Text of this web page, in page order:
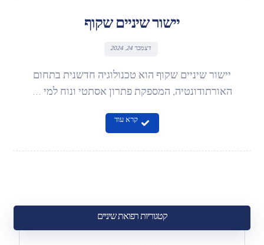
יישור שיניים שקוף
דצמבר 24, 2024
יישור שיניים שקוף הוא טכנולוגיה חדשנית בתחום
האורתודונטיה, המספקת פתרון אסתטי ונוח למי ...
קרא עוד
קטגוריות רפואת שיניים